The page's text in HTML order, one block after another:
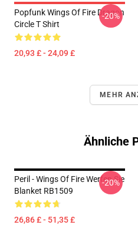
Popfunk Wings Of Fire Dragon
Circle T Shirt
20,93 £ - 24,09 £
-20%
MEHR
Ähnliche
Peril - Wings Of Fire Werfen Sie
Blanket RB1509
26,86 £ - 51,35 £
-20%